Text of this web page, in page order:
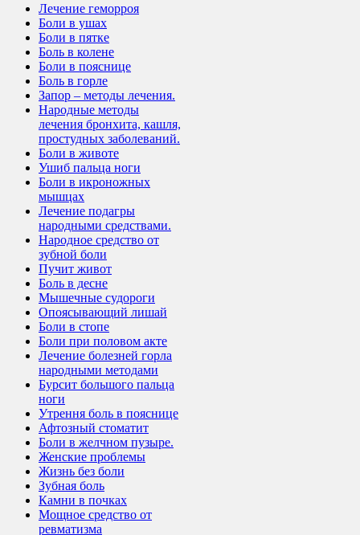
Лечение геморроя
Боли в ушах
Боли в пятке
Боль в колене
Боли в пояснице
Боль в горле
Запор – методы лечения.
Народные методы
лечения бронхита, кашля,
простудных заболеваний.
Боли в животе
Ушиб пальца ноги
Боли в икроножных
мышцах
Лечение подагры
народными средствами.
Народное средство от
зубной боли
Пучит живот
Боль в десне
Мышечные судороги
Опоясывающий лишай
Боли в стопе
Боли при половом акте
Лечение болезней горла
народными методами
Бурсит большого пальца
ноги
Утрення боль в пояснице
Афтозный стоматит
Боли в желчном пузыре.
Женские проблемы
Жизнь без боли
Зубная боль
Камни в почках
Мощное средство от
ревматизма